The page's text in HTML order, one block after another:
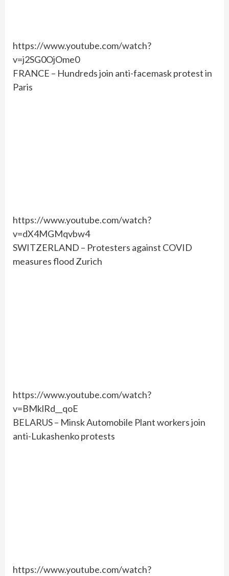
https://www.youtube.com/watch?
v=j2SG0OjOme0
FRANCE – Hundreds join anti-facemask protest in
Paris
https://www.youtube.com/watch?
v=dX4MGMqvbw4
SWITZERLAND – Protesters against COVID
measures flood Zurich
https://www.youtube.com/watch?
v=BMklRd__qoE
BELARUS – Minsk Automobile Plant workers join
anti-Lukashenko protests
https://www.youtube.com/watch?